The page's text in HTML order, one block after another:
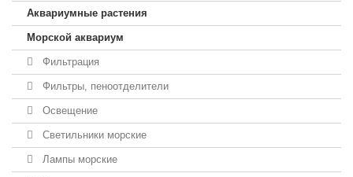
Аквариумные растения
Морской аквариум
Фильтрация
Фильтры, пеноотделители
Освещение
Светильники морские
Лампы морские